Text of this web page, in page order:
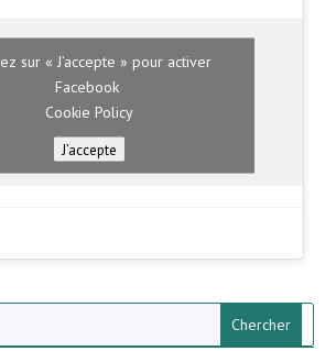
sur « J’accepte » pour activer
Facebook
Cookie Policy
J’accepte